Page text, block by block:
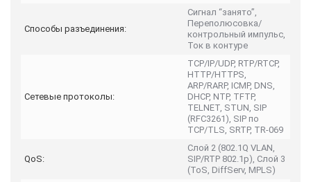
Способы разъединения:
Сигнал “занято”,
Переполюсовка/
контрольный импульс,
Ток в контуре
Сетевые протоколы:
TCP/IP/UDP, RTP/RTCP,
HTTP/HTTPS,
ARP/RARP, ICMP, DNS,
DHCP, NTP, TFTP,
TELNET, STUN, SIP
(RFC3261), SIP по
TCP/TLS, SRTP, TR-069
QoS:
Слой 2 (802.1Q VLAN,
SIP/RTP 802.1p), Слой 3
(ToS, DiffServ, MPLS)